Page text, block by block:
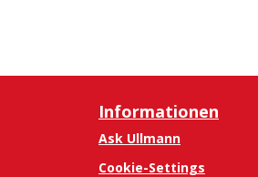
Informationen
Ask Ullmann
Cookie-Settings